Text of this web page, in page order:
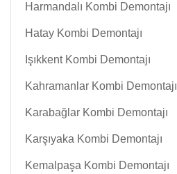
Harmandalı Kombi Demontajı
Hatay Kombi Demontajı
Işıkkent Kombi Demontajı
Kahramanlar Kombi Demontajı
Karabağlar Kombi Demontajı
Karşıyaka Kombi Demontajı
Kemalpaşa Kombi Demontajı